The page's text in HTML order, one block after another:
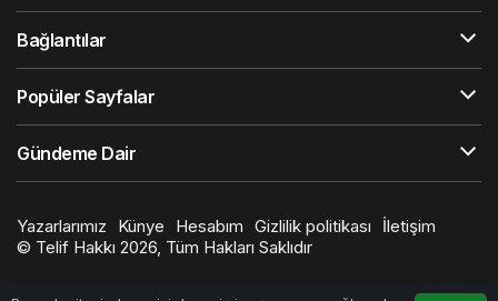
Bağlantılar
Popüler Sayfalar
Gündeme Dair
Yazarlarımız Künye Hesabım Gizlilik politikası
İletişim
© Telif Hakkı 2026, Tüm Hakları Saklıdır